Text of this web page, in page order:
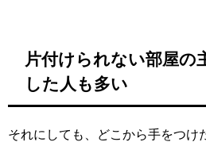
片付けられない部屋の
した人も多い
それにしても、どこから手をつけ